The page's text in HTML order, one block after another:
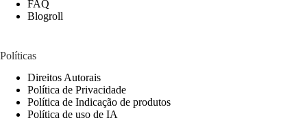
FAQ
Blogroll
Políticas
Direitos Autorais
Política de Privacidade
Política de Indicação de produtos
Política de uso de IA